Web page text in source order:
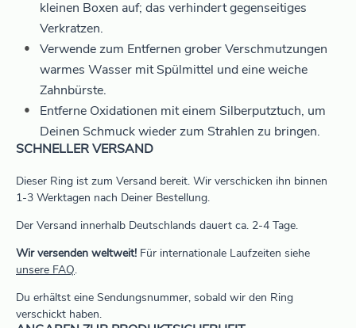
kleinen Boxen auf; das verhindert gegenseitiges
Verkratzen.
Verwende zum Entfernen grober Verschmutzungen
warmes Wasser mit Spülmittel und eine weiche
Zahnbürste.
Entferne Oxidationen mit einem Silberputztuch, um
Deinen Schmuck wieder zum Strahlen zu bringen.
SCHNELLER VERSAND
Dieser Ring ist zum Versand bereit. Wir verschicken ihn binnen
1-3 Werktagen nach Deiner Bestellung.
Der Versand innerhalb Deutschlands dauert ca. 2-4 Tage.
Wir versenden weltweit! Für internationale Laufzeiten siehe
unsere FAQ.
Du erhältst eine Sendungsnummer, sobald wir den Ring
verschickt haben.